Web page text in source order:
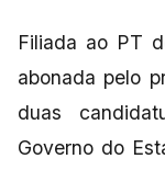
Filiada ao PT
abonada pelo
duas
Governo do